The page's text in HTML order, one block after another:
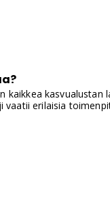
kaikkea
vaatii erilaisia